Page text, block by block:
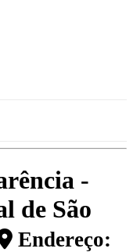
-
de São
Endereço: